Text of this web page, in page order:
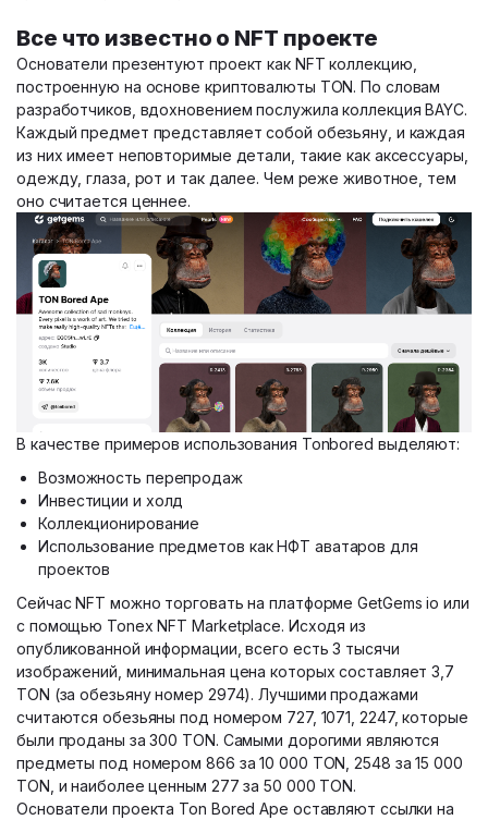
Все что известно о NFT проекте
Основатели презентуют проект как NFT коллекцию,
построенную на основе криптовалюты TON. По словам
разработчиков, вдохновением послужила коллекция BAYC.
Каждый предмет представляет собой обезьяну, и каждая
из них имеет неповторимые детали, такие как аксессуары,
одежду, глаза, рот и так далее. Чем реже животное, тем
оно считается ценнее.
В качестве примеров использования Tonbored выделяют:
Возможность перепродаж
Инвестиции и холд
Коллекционирование
Использование предметов как НФТ аватаров для
проектов
Сейчас NFT можно торговать на платформе GetGems io или
с помощью Tonex NFT Marketplace. Исходя из
опубликованной информации, всего есть 3 тысячи
изображений, минимальная цена которых составляет 3,7
TON (за обезьяну номер 2974). Лучшими продажами
считаются обезьяны под номером 727, 1071, 2247, которые
были проданы за 300 TON. Самыми дорогими являются
предметы под номером 866 за 10 000 TON, 2548 за 15 000
TON, и наиболее ценным 277 за 50 000 TON.
Основатели проекта Ton Bored Ape оставляют ссылки на